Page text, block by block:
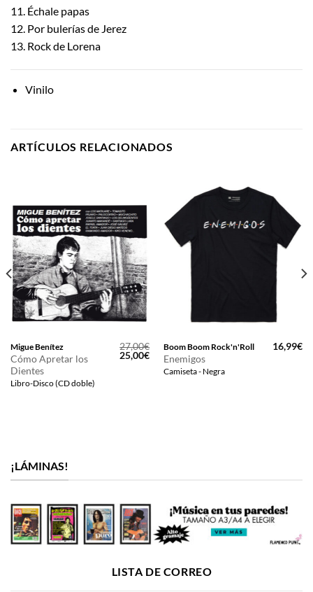
11. Échale papas
12. Por bulerías de Jerez
13. Rock de Lorena
Vinilo
ARTÍCULOS RELACIONADOS
Migue Benítez
Cómo Apretar los
Dientes
Libro-Disco (CD doble)
27,00€
El
precio
25,00€El
precio
actual
Boom Boom Rock'n'Roll
Enemigos
Camiseta - Negra
16,99€
¡LÁMINAS!
LISTA DE CORREO